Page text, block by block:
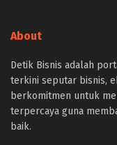
About
Detik Bisnis adalah
terkini seputar bisnis,
berkomitmen untuk
terpercaya guna
baik.